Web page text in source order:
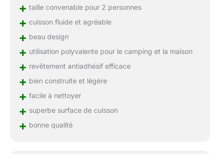
+ taille convenable pour 2 personnes
+ cuisson fluide et agréable
+ beau design
+ utilisation polyvalente pour le camping et la maison
+ revêtement antiadhésif efficace
+ bien construite et légère
+ facile à nettoyer
+ superbe surface de cuisson
+ bonne qualité